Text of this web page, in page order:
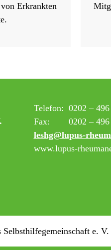
Erkrankten
Telefon: 0202 –
Fax:
0202 –
leshg@lupus-
www.lupus-
e. V.